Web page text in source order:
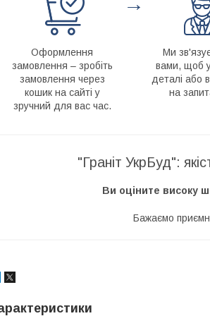
Оформлення
замовлення – зробіть
замовлення через
кошик на сайті у
зручний для вас час.
Ми
вами, щоб
деталі або
на
"Граніт УкрБуд":
Ви оціните високу
Бажаємо